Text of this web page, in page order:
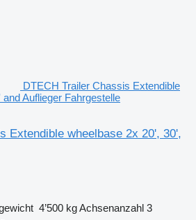
DTECH Trailer Chassis Extendible
Auflieger Fahrgestelle
Extendible wheelbase 2x 20', 30',
4’500 kgAchsenanzahl 3